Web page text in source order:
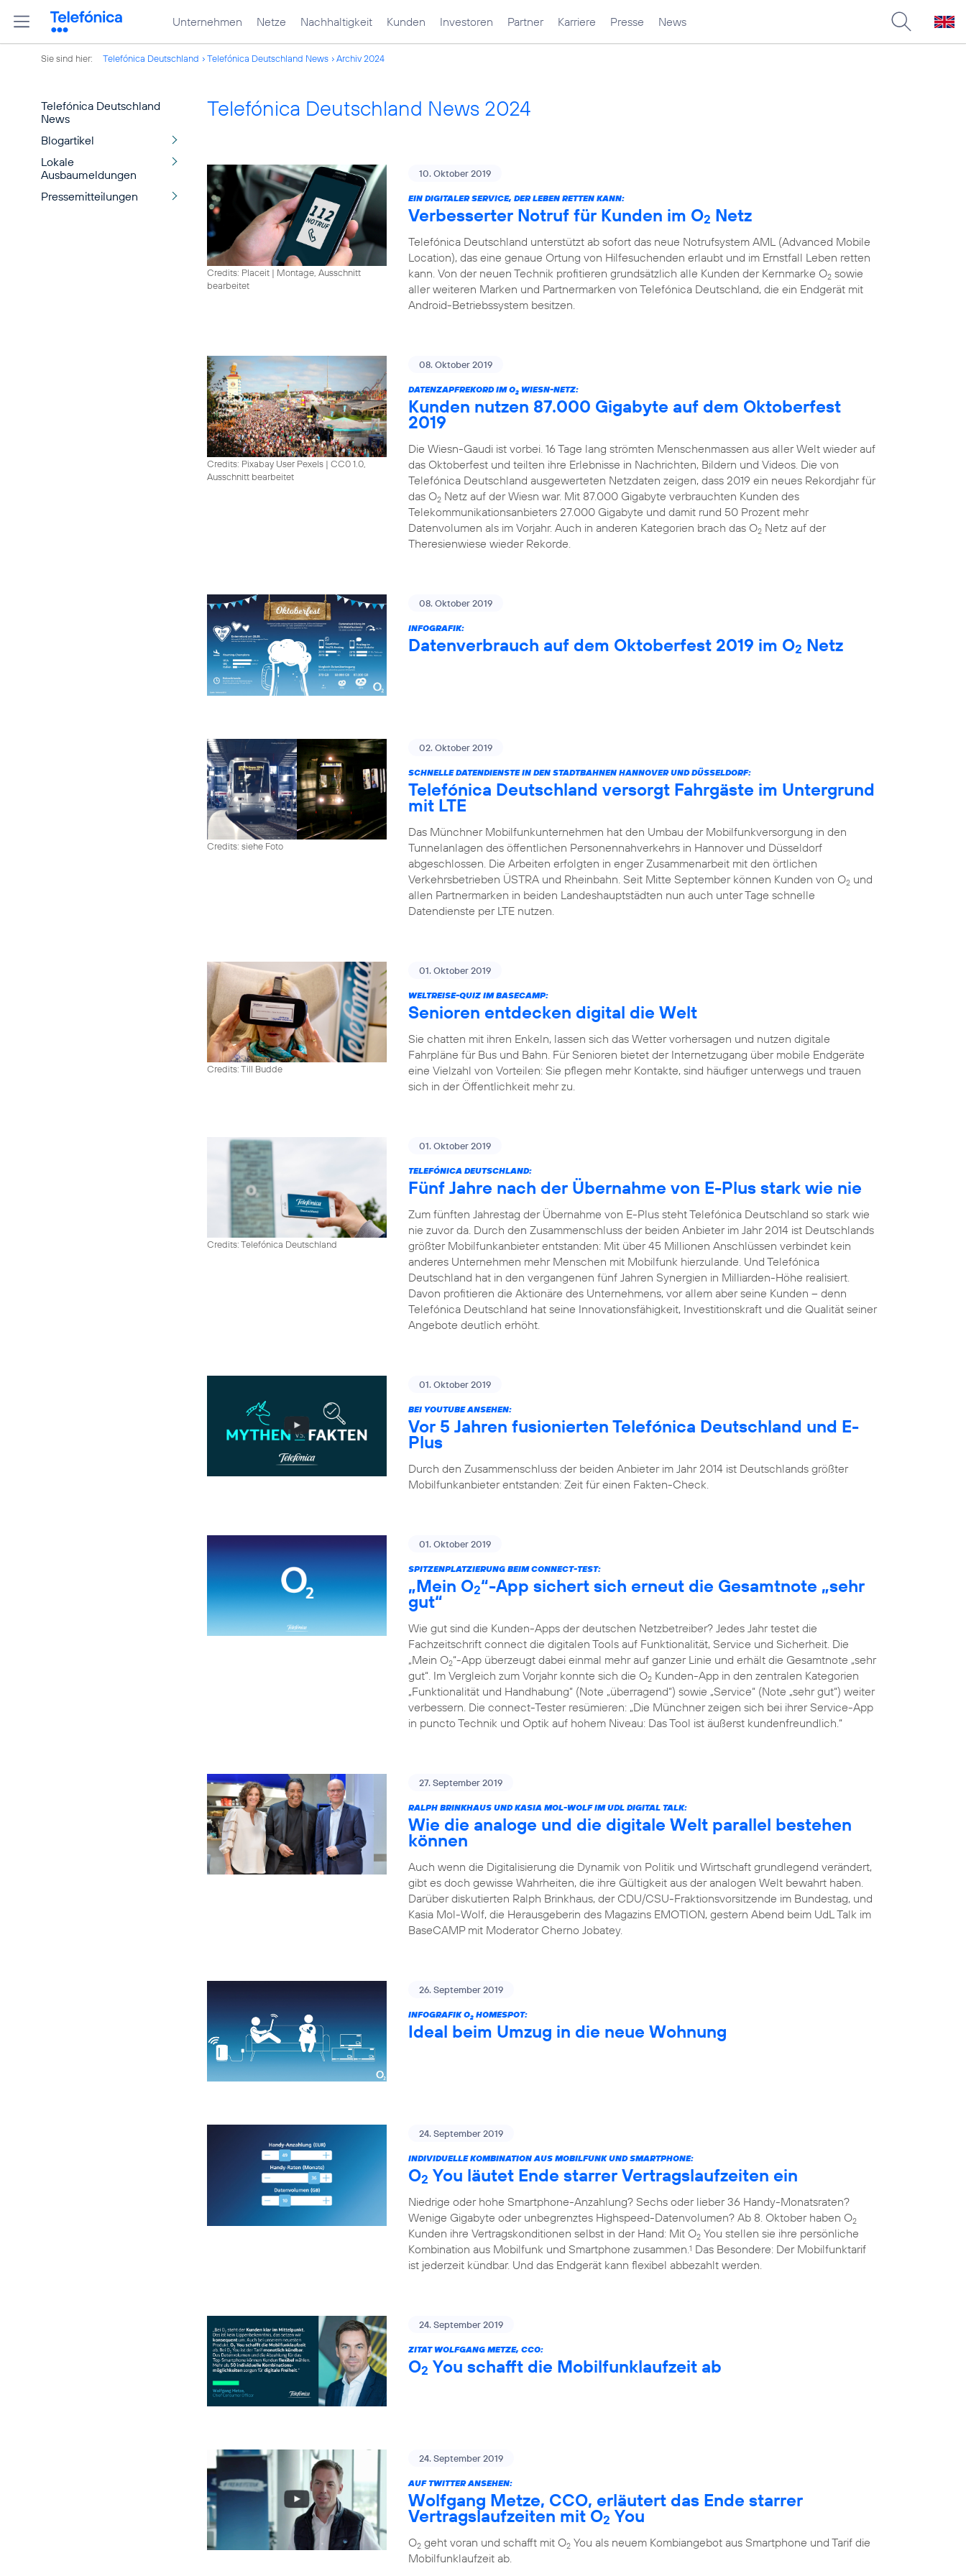
Unternehmen Netze Nachhaltigkeit Kunden Investoren Partner Karriere Presse News
Sie sind hier: Telefónica Deutschland Telefónica Deutschland News Archiv 2024
Telefónica Deutschland
News
Blogartikel
Lokale
Ausbaumeldungen
Pressemitteilungen
Telefónica Deutschland News 2024
Credits: Placeit | Montage, Ausschnitt
bearbeitet
10. Oktober 2019
EIN DIGITALER SERVICE, DER LEBEN RETTEN KANN:
Verbesserter Notruf für Kunden im O2 Netz
Telefónica Deutschland unterstützt ab sofort das neue Notrufsystem AML (Advanced Mobile
Location), das eine genaue Ortung von Hilfesuchenden erlaubt und im Ernstfall Leben retten
kann. Von der neuen Technik profitieren grundsätzlich alle Kunden der Kernmarke O2 sowie
aller weiteren Marken und Partnermarken von Telefónica Deutschland, die ein Endgerät mit
Android-Betriebssystem besitzen.
Credits: Pixabay User Pexels | CC0 1.0,
Ausschnitt bearbeitet
08. Oktober 2019
DATENZAPFREKORD IM O2 WIESN-NETZ:
Kunden nutzen 87.000 Gigabyte auf dem Oktoberfest
2019
Die Wiesn-Gaudi ist vorbei. 16 Tage lang strömten Menschenmassen aus aller Welt wieder auf
das Oktoberfest und teilten ihre Erlebnisse in Nachrichten, Bildern und Videos. Die von
Telefónica Deutschland ausgewerteten Netzdaten zeigen, dass 2019 ein neues Rekordjahr für
das O2 Netz auf der Wiesn war. Mit 87.000 Gigabyte verbrauchten Kunden des
Telekommunikationsanbieters 27.000 Gigabyte und damit rund 50 Prozent mehr
Datenvolumen als im Vorjahr. Auch in anderen Kategorien brach das O2 Netz auf der
Theresienwiese wieder Rekorde.
08. Oktober 2019
INFOGRAFIK:
Datenverbrauch auf dem Oktoberfest 2019 im O2 Netz
Credits: siehe Foto
02. Oktober 2019
SCHNELLE DATENDIENSTE IN DEN STADTBAHNEN HANNOVER UND DÜSSELDORF:
Telefónica Deutschland versorgt Fahrgäste im Untergrund
mit LTE
Das Münchner Mobilfunkunternehmen hat den Umbau der Mobilfunkversorgung in den
Tunnelanlagen des öffentlichen Personennahverkehrs in Hannover und Düsseldorf
abgeschlossen. Die Arbeiten erfolgten in enger Zusammenarbeit mit den örtlichen
Verkehrsbetrieben ÜSTRA und Rheinbahn. Seit Mitte September können Kunden von O2 und
allen Partnermarken in beiden Landeshauptstädten nun auch unter Tage schnelle
Datendienste per LTE nutzen.
Credits: Till Budde
01. Oktober 2019
WELTREISE-QUIZ IM BASECAMP:
Senioren entdecken digital die Welt
Sie chatten mit ihren Enkeln, lassen sich das Wetter vorhersagen und nutzen digitale
Fahrpläne für Bus und Bahn. Für Senioren bietet der Internetzugang über mobile Endgeräte
eine Vielzahl von Vorteilen: Sie pflegen mehr Kontakte, sind häufiger unterwegs und trauen
sich in der Öffentlichkeit mehr zu.
Credits: Telefónica Deutschland
01. Oktober 2019
TELEFÓNICA DEUTSCHLAND:
Fünf Jahre nach der Übernahme von E-Plus stark wie nie
Zum fünften Jahrestag der Übernahme von E-Plus steht Telefónica Deutschland so stark wie
nie zuvor da. Durch den Zusammenschluss der beiden Anbieter im Jahr 2014 ist Deutschlands
größter Mobilfunkanbieter entstanden: Mit über 45 Millionen Anschlüssen verbindet kein
anderes Unternehmen mehr Menschen mit Mobilfunk hierzulande. Und Telefónica
Deutschland hat in den vergangenen fünf Jahren Synergien in Milliarden-Höhe realisiert.
Davon profitieren die Aktionäre des Unternehmens, vor allem aber seine Kunden – denn
Telefónica Deutschland hat seine Innovationsfähigkeit, Investitionskraft und die Qualität seiner
Angebote deutlich erhöht.
01. Oktober 2019
BEI YOUTUBE ANSEHEN:
Vor 5 Jahren fusionierten Telefónica Deutschland und E-
Plus
Durch den Zusammenschluss der beiden Anbieter im Jahr 2014 ist Deutschlands größter
Mobilfunkanbieter entstanden: Zeit für einen Fakten-Check.
01. Oktober 2019
SPITZENPLATZIERUNG BEIM CONNECT-TEST:
„Mein O2“-App sichert sich erneut die Gesamtnote „sehr
gut“
Wie gut sind die Kunden-Apps der deutschen Netzbetreiber? Jedes Jahr testet die
Fachzeitschrift connect die digitalen Tools auf Funktionalität, Service und Sicherheit. Die
„Mein O2“-App überzeugt dabei einmal mehr auf ganzer Linie und erhält die Gesamtnote „sehr
gut“. Im Vergleich zum Vorjahr konnte sich die O2 Kunden-App in den zentralen Kategorien
„Funktionalität und Handhabung“ (Note „überragend“) sowie „Service“ (Note „sehr gut“) weiter
verbessern. Die connect-Tester resümieren: „Die Münchner zeigen sich bei ihrer Service-App
in puncto Technik und Optik auf hohem Niveau: Das Tool ist äußerst kundenfreundlich.“
27. September 2019
RALPH BRINKHAUS UND KASIA MOL-WOLF IM UDL DIGITAL TALK:
Wie die analoge und die digitale Welt parallel bestehen
können
Auch wenn die Digitalisierung die Dynamik von Politik und Wirtschaft grundlegend verändert,
gibt es doch gewisse Wahrheiten, die ihre Gültigkeit aus der analogen Welt bewahrt haben.
Darüber diskutierten Ralph Brinkhaus, der CDU/CSU-Fraktionsvorsitzende im Bundestag, und
Kasia Mol-Wolf, die Herausgeberin des Magazins EMOTION, gestern Abend beim UdL Talk im
BaseCAMP mit Moderator Cherno Jobatey.
26. September 2019
INFOGRAFIK O2 HOMESPOT:
Ideal beim Umzug in die neue Wohnung
24. September 2019
INDIVIDUELLE KOMBINATION AUS MOBILFUNK UND SMARTPHONE:
O2 You läutet Ende starrer Vertragslaufzeiten ein
Niedrige oder hohe Smartphone-Anzahlung? Sechs oder lieber 36 Handy-Monatsraten?
Wenige Gigabyte oder unbegrenztes Highspeed-Datenvolumen? Ab 8. Oktober haben O2
Kunden ihre Vertragskonditionen selbst in der Hand: Mit O2 You stellen sie ihre persönliche
Kombination aus Mobilfunk und Smartphone zusammen.1 Das Besondere: Der Mobilfunktarif
ist jederzeit kündbar. Und das Endgerät kann flexibel abbezahlt werden.
24. September 2019
ZITAT WOLFGANG METZE, CCO:
O2 You schafft die Mobilfunklaufzeit ab
24. September 2019
AUF TWITTER ANSEHEN:
Wolfgang Metze, CCO, erläutert das Ende starrer
Vertragslaufzeiten mit O2 You
O2 geht voran und schafft mit O2 You als neuem Kombiangebot aus Smartphone und Tarif die
Mobilfunklaufzeit ab.